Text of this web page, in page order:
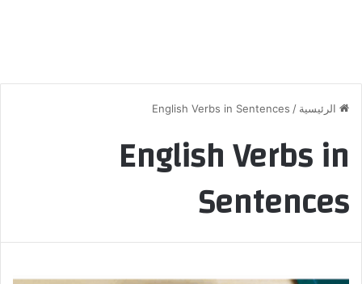
الرئيسية /
English Verbs in Sentences
English Verbs in
Sentences